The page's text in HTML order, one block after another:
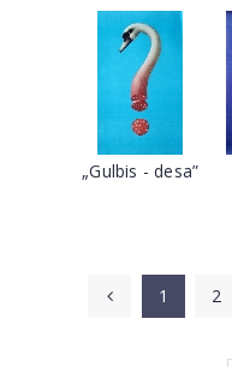
„Gulbis - desa”
1 2